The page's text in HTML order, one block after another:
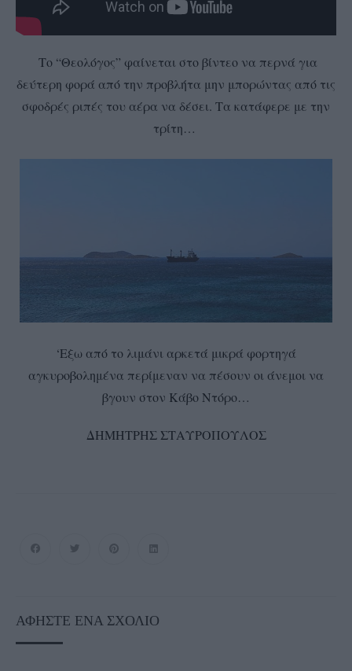
Το “Θεολόγος” φαίνεται στο βίντεο να περνά για
δεύτερη φορά από την προβλήτα μην μπορώντας από τις
σφοδρές ριπές του αέρα να δέσει. Τα κατάφερε με την
τρίτη…
‘Εξω από το λιμάνι αρκετά μικρά φορτηγά
αγκυροβολημένα περίμεναν να πέσουν οι άνεμοι να
βγουν στον Κάβο Ντόρο…
ΔΗΜΗΤΡΗΣ ΣΤΑΥΡΟΠΟΥΛΟΣ
ΑΦΉΣΤΕ ΈΝΑ ΣΧΌΛΙΟ